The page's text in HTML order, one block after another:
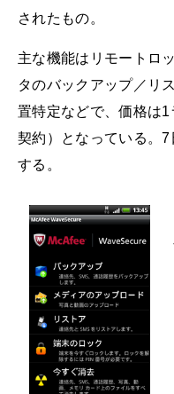
されたもの。
主な機能はリモートロ
タのバックアップ／リ
置特定などで、価格は
契約）となっている。
する。